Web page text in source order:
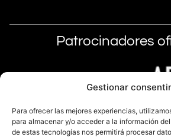
Gestionar
Para ofrecer las mejores experiencias,
para almacenar y/o acceder a la información
de estas tecnologías nos permitirá procesar
Patrocinadores